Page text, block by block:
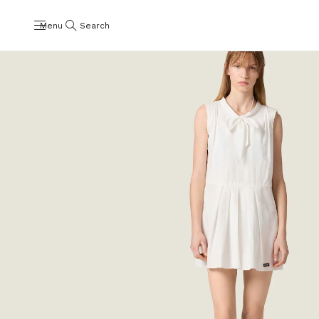
Menu Search